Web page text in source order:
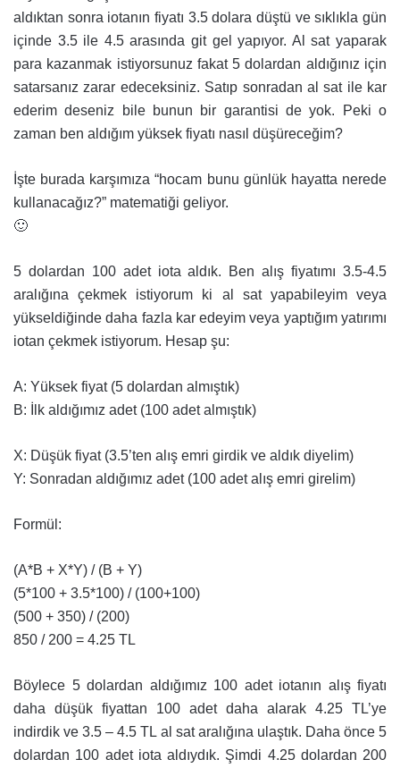
aldıktan sonra iotanın fiyatı 3.5 dolara düştü ve sıklıkla gün
içinde 3.5 ile 4.5 arasında git gel yapıyor. Al sat yaparak
para kazanmak istiyorsunuz fakat 5 dolardan aldığınız için
satarsanız zarar edeceksiniz. Satıp sonradan al sat ile kar
ederim deseniz bile bunun bir garantisi de yok. Peki o
zaman ben aldığım yüksek fiyatı nasıl düşüreceğim?
İşte burada karşımıza “hocam bunu günlük hayatta nerede
kullanacağız?” matematiği geliyor.
🙂
5 dolardan 100 adet iota aldık. Ben alış fiyatımı 3.5-4.5
aralığına çekmek istiyorum ki al sat yapabileyim veya
yükseldiğinde daha fazla kar edeyim veya yaptığım yatırımı
iotan çekmek istiyorum. Hesap şu:
A: Yüksek fiyat (5 dolardan almıştık)
B: İlk aldığımız adet (100 adet almıştık)
X: Düşük fiyat (3.5’ten alış emri girdik ve aldık diyelim)
Y: Sonradan aldığımız adet (100 adet alış emri girelim)
Formül:
(A*B + X*Y) / (B + Y)
(5*100 + 3.5*100) / (100+100)
(500 + 350) / (200)
850 / 200 = 4.25 TL
Böylece 5 dolardan aldığımız 100 adet iotanın alış fiyatı
daha düşük fiyattan 100 adet daha alarak 4.25 TL’ye
indirdik ve 3.5 – 4.5 TL al sat aralığına ulaştık. Daha önce 5
dolardan 100 adet iota aldıydık. Şimdi 4.25 dolardan 200